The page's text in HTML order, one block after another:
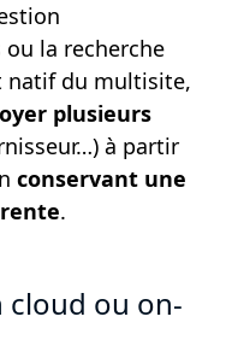
la recherche
natif du multisite,
plusieurs
à partir
conservant une
.
cloud ou on-